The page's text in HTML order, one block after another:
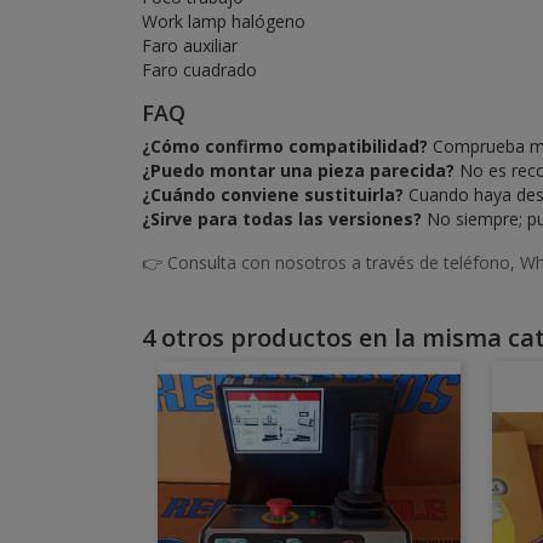
Work lamp halógeno
Faro auxiliar
Faro cuadrado
FAQ
¿Cómo confirmo compatibilidad? Comprueba
¿Puedo montar una pieza parecida? No es
¿Cuándo conviene sustituirla? Cuando haya
¿Sirve para todas las versiones? No siempre;
👉 Consulta con nosotros a través de teléfono,
4 otros productos en la misma